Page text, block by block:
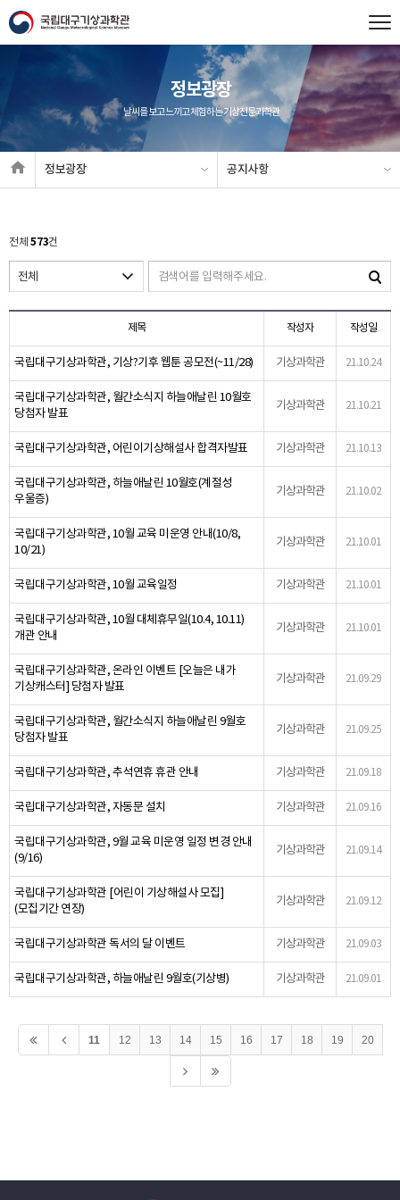
정보광장
날씨를 보고 느끼고 체험하는 기상전문과학관
정보광장 공지사항
전체573건
제목 작성자 작성일
국립대구기상과학관, 기상?기후 웹툰 공모전(~11/28) 기상과학관 21.10.24
국립대구기상과학관, 월간소식지 하늘애날린 10월호
당첨자 발표
기상과학관 21.10.21
국립대구기상과학관, 어린이기상해설사 합격자발표 기상과학관 21.10.13
국립대구기상과학관, 하늘애날린 10월호(계절성
우울증)
기상과학관 21.10.02
국립대구기상과학관, 10월 교육 미운영 안내(10/8,
10/21)
기상과학관 21.10.01
국립대구기상과학관, 10월 교육일정 기상과학관 21.10.01
국립대구기상과학관, 10월 대체휴무일(10.4, 10.11)
개관 안내
기상과학관 21.10.01
국립대구기상과학관, 온라인 이벤트 [오늘은 내가
기상캐스터] 당첨자 발표
기상과학관 21.09.29
국립대구기상과학관, 월간소식지 하늘애날린 9월호
당첨자 발표
기상과학관 21.09.25
국립대구기상과학관, 추석연휴 휴관 안내 기상과학관 21.09.18
국립대구기상과학관, 자동문 설치 기상과학관 21.09.16
국립대구기상과학관, 9월 교육 미운영 일정 변경 안내
(9/16)
기상과학관 21.09.14
국립대구기상과학관 [어린이 기상해설사 모집]
(모집기간 연장)
기상과학관 21.09.12
국립대구기상과학관 독서의 달 이벤트 기상과학관 21.09.03
국립대구기상과학관, 하늘애날린 9월호(기상병) 기상과학관 21.09.01
11 12 13 14 15 16 17 18 19 20